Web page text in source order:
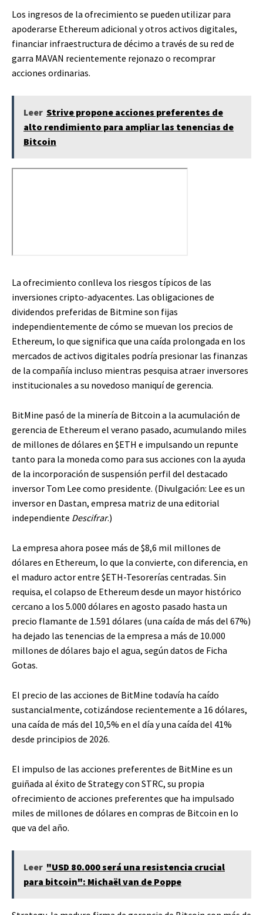
Los ingresos de la ofrecimiento se pueden utilizar para
apoderarse Ethereum adicional y otros activos digitales,
financiar infraestructura de décimo a través de su red de
garra MAVAN recientemente rejonazo o recomprar
acciones ordinarias.
Leer Strive propone acciones preferentes de
alto rendimiento para ampliar las tenencias de
Bitcoin
La ofrecimiento conlleva los riesgos típicos de las
inversiones cripto-adyacentes. Las obligaciones de
dividendos preferidas de Bitmine son fijas
independientemente de cómo se muevan los precios de
Ethereum, lo que significa que una caída prolongada en los
mercados de activos digitales podría presionar las finanzas
de la compañía incluso mientras pesquisa atraer inversores
institucionales a su novedoso maniquí de gerencia.
BitMine pasó de la minería de Bitcoin a la acumulación de
gerencia de Ethereum el verano pasado, acumulando miles
de millones de dólares en $ETH e impulsando un repunte
tanto para la moneda como para sus acciones con la ayuda
de la incorporación de suspensión perfil del destacado
inversor Tom Lee como presidente. (Divulgación: Lee es un
inversor en Dastan, empresa matriz de una editorial
independiente Descifrar.)
La empresa ahora posee más de $8,6 mil millones de
dólares en Ethereum, lo que la convierte, con diferencia, en
el maduro actor entre $ETH-Tesorerías centradas. Sin
requisa, el colapso de Ethereum desde un mayor histórico
cercano a los 5.000 dólares en agosto pasado hasta un
precio flamante de 1.591 dólares (una caída de más del 67%)
ha dejado las tenencias de la empresa a más de 10.000
millones de dólares bajo el agua, según datos de Ficha
Gotas.
El precio de las acciones de BitMine todavía ha caído
sustancialmente, cotizándose recientemente a 16 dólares,
una caída de más del 10,5% en el día y una caída del 41%
desde principios de 2026.
El impulso de las acciones preferentes de BitMine es un
guiñada al éxito de Strategy con STRC, su propia
ofrecimiento de acciones preferentes que ha impulsado
miles de millones de dólares en compras de Bitcoin en lo
que va del año.
Leer "USD 80.000 será una resistencia crucial
para bitcoin": Michaël van de Poppe